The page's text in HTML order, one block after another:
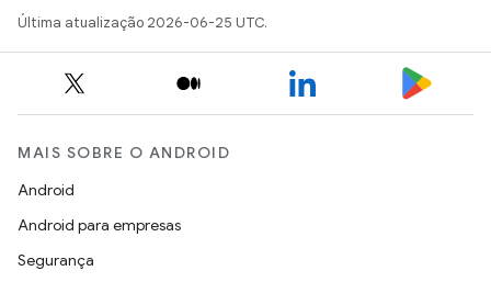
Última atualização 2026-06-25 UTC.
MAIS SOBRE O ANDROID
Android
Android para empresas
Segurança